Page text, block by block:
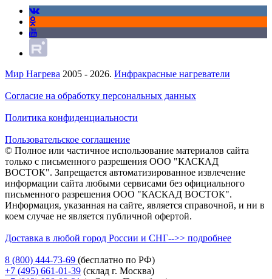
Мир Нагрева 2005 - 2026. Инфракрасные нагреватели
Согласие на обработку персональных данных
Политика конфиденциальности
Пользовательское соглашение
© Полное или частичное использование материалов сайта
только с письменного разрешения ООО "КАСКАД
ВОСТОК". Запрещается автоматизированное извлечение
информации сайта любыми сервисами без официального
письменного разрешения ООО "КАСКАД ВОСТОК".
Информация, указанная на сайте, является справочной, и ни в
коем случае не является публичной офертой.
Доставка в любой город России и СНГ-->> подробнее
8 (800) 444-73-69 (бесплатно по РФ)
+7 (495) 661-01-39 (склад г. Москва)